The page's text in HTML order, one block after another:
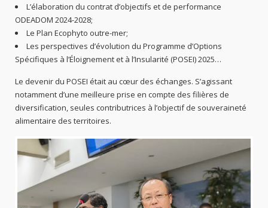
L’élaboration du contrat d’objectifs et de performance
ODEADOM 2024-2028;
Le Plan Ecophyto outre-mer;
Les perspectives d’évolution du Programme d’Options
Spécifiques à l’Éloignement et à l’Insularité (POSEI) 2025…
Le devenir du POSEI était au cœur des échanges. S’agissant
notamment d’une meilleure prise en compte des filières de
diversification, seules contributrices à l’objectif de souveraineté
alimentaire des territoires.